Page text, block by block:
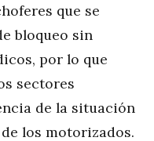
que se
bloqueo sin
por lo que
sectores
de la situación
los motorizados.